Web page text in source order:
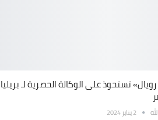
تستحوذ على الوكالة الحصرية لـ
2 يناير 2024